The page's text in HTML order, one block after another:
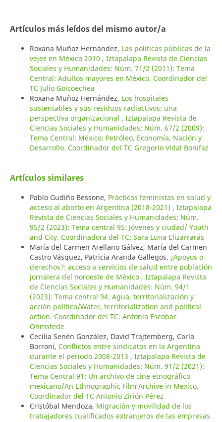
Artículos más leídos del mismo autor/a
Roxana Muñoz Hernández, Las políticas públicas de la
vejez en México 2010 , Iztapalapa Revista de Ciencias
Sociales y Humanidades: Núm. 71/2 (2011): Tema
Central: Adultos mayores en México. Coordinador del
TC Julio Goicoechea
Roxana Muñoz Hernández, Los hospitales
sustentables y sus residuos radiactivos: una
perspectiva organizacional , Iztapalapa Revista de
Ciencias Sociales y Humanidades: Núm. 67/2 (2009):
Tema Central: México: Petróleo, Economía, Nación y
Desarrollo. Coordinador del TC Gregorio Vidal Bonifaz
Artículos similares
Pablo Gudiño Bessone, Prácticas feministas en salud y
acceso al aborto en Argentina (2018-2021) , Iztapalapa
Revista de Ciencias Sociales y Humanidades: Núm.
95/2 (2023): Tema central 95: Jóvenes y ciudad/ Youth
and City. Coordinadora del TC: Sara Luna Elizarrarás
María del Carmen Arellano Gálvez, María del Carmen
Castro Vásquez, Patricia Aranda Gallegos, ¿Apoyos o
derechos?: acceso a servicios de salud entre población
jornalera del noroeste de México , Iztapalapa Revista
de Ciencias Sociales y Humanidades: Núm. 94/1
(2023): Tema central 94: Agua, territorialización y
acción política/Water, territorialization and political
action. Coordinador del TC: Antonio Escobar
Ohmstede
Cecilia Senén González, David Trajtemberg, Carla
Borroni, Conflictos entre sindicatos en la Argentina
durante el periodo 2008-2013 , Iztapalapa Revista de
Ciencias Sociales y Humanidades: Núm. 91/2 (2021):
Tema Central 91: Un archivo de cine etnográfico
mexicano/An Ethnographic Film Archive in Mexico.
Coordinador del TC Antonio Zirión Pérez
Cristóbal Mendoza, Migración y movilidad de los
trabajadores cualificados extranjeros de las empresas